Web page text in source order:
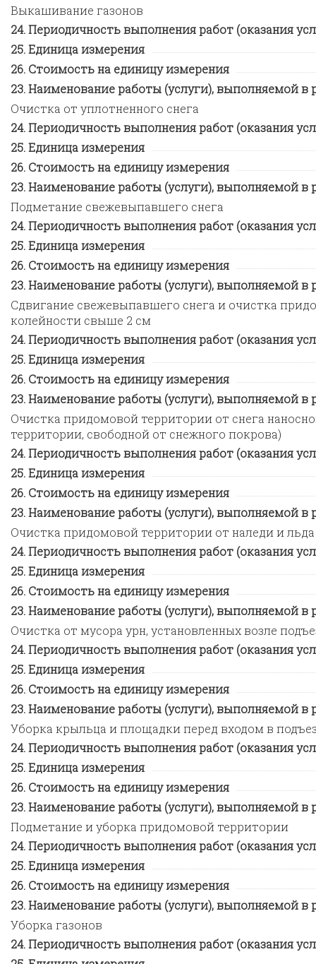
Выкашивание газонов
Периодичность выполнения работ (оказания
Единица измерения
Стоимость на единицу измерения
Наименование работы (услуги), выполняемой в
Очистка от уплотненного снега
Периодичность выполнения работ (оказания
Единица измерения
Стоимость на единицу измерения
Наименование работы (услуги), выполняемой в
Подметание свежевыпавшего снега
Периодичность выполнения работ (оказания
Единица измерения
Стоимость на единицу измерения
Наименование работы (услуги), выполняемой в
Сдвигание свежевыпавшего снега и очистка
колейности свыше 2 см
Периодичность выполнения работ (оказания
Единица измерения
Стоимость на единицу измерения
Наименование работы (услуги), выполняемой в
Очистка придомовой территории от снега
территории, свободной от снежного покрова)
Периодичность выполнения работ (оказания
Единица измерения
Стоимость на единицу измерения
Наименование работы (услуги), выполняемой в
Очистка придомовой территории от наледи и льда
Периодичность выполнения работ (оказания
Единица измерения
Стоимость на единицу измерения
Наименование работы (услуги), выполняемой в
Очистка от мусора урн, установленных возле
Периодичность выполнения работ (оказания
Единица измерения
Стоимость на единицу измерения
Наименование работы (услуги), выполняемой в
Уборка крыльца и площадки перед входом в
Периодичность выполнения работ (оказания
Единица измерения
Стоимость на единицу измерения
Наименование работы (услуги), выполняемой в
Подметание и уборка придомовой территории
Периодичность выполнения работ (оказания
Единица измерения
Стоимость на единицу измерения
Наименование работы (услуги), выполняемой в
Уборка газонов
Периодичность выполнения работ (оказания